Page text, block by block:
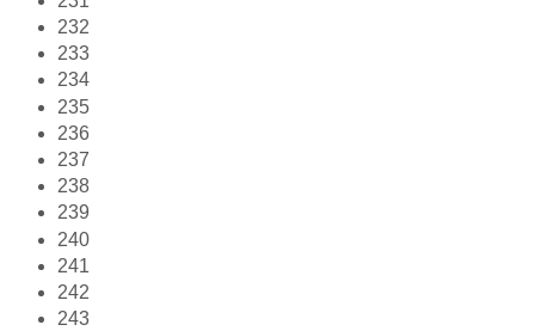
232
233
234
235
236
237
238
239
240
241
242
243